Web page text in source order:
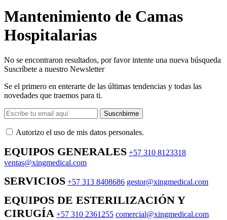
Mantenimiento de Camas
Hospitalarias
No se encontraron resultados, por favor intente una nueva búsqueda
Suscríbete a nuestro Newsletter
Se el primero en enterarte de las últimas tendencias y todas las
novedades que traemos para ti.
Suscribirme
Autorizo ​​el uso de mis datos personales.
EQUIPOS GENERALES +57 310 8123318
ventas@xingmedical.com
SERVICIOS +57 313 8408686 gestor@xingmedical.com
EQUIPOS DE ESTERILIZACIÓN Y
CIRUGÍA +57 310 2361255 comercial@xingmedical.com